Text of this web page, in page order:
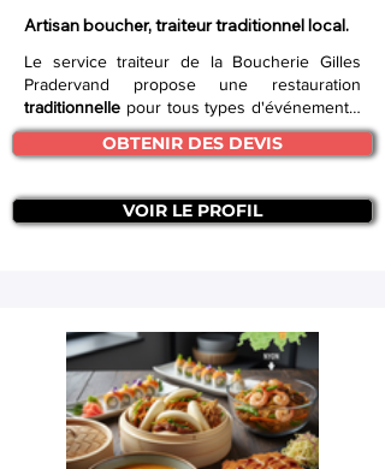
Artisan boucher, traiteur traditionnel local.
Le service traiteur de la Boucherie Gilles
Pradervand propose une restauration
traditionnelle pour tous types d'événements,
qu'il s'agisse d'anniversaires, derepas
d'entrepriseou d'autres célébrations. Cet
faire pour garantir un repas authentique. En
choisissant ce service, les clients optent
OBTENIR DES DEVIS
VOIR LE PROFIL